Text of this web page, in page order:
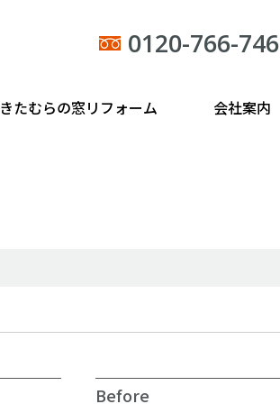
0120-766-746
きたむらの窓リフォーム 会社案内
Before